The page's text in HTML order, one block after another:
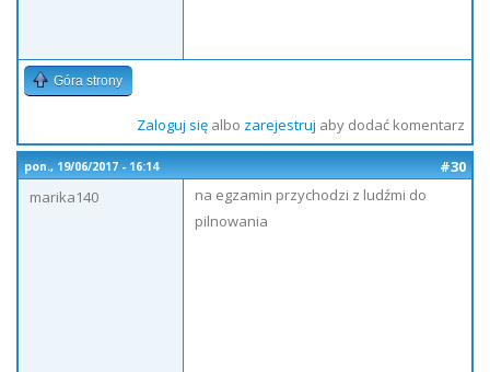
Góra strony
Zaloguj sięalbo zarejestruj aby dodać komentarz
pon., 19/06/2017 - 16:14
#30
marika140
na egzamin przychodzi z ludźmi do
pilnowania